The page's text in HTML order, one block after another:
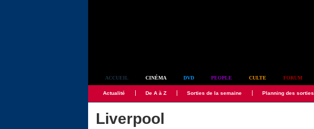
ACCUEIL CINÉMA DVD PEOPLE CULTE FORUM
Actualité De A à Z Sorties de la semaine Planning des sorties
Liverpool